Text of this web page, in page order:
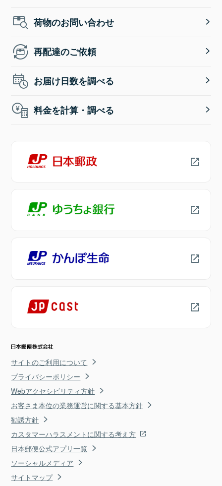
荷物のお問い合わせ
再配達のご依頼
お届け日数を調べる
料金を計算・調べる
サイトのご利用について
プライバシーポリシー
Webアクセシビリティ方針
お客さま本位の業務運営に関する基本方針
勧誘方針
カスタマーハラスメントに関する考え方
日本郵便公式アプリ一覧
ソーシャルメディア
サイトマップ